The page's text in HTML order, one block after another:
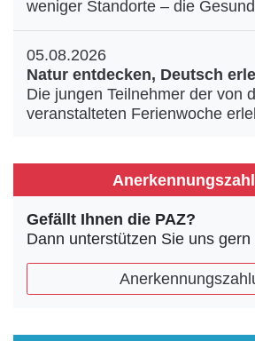
weniger Standorte – die
05.08.2026
Natur entdecken, Deutsch
Die jungen Teilnehmer der von
veranstalteten Ferienwoche
Gefällt Ihnen die PAZ?
Dann unterstützen Sie uns